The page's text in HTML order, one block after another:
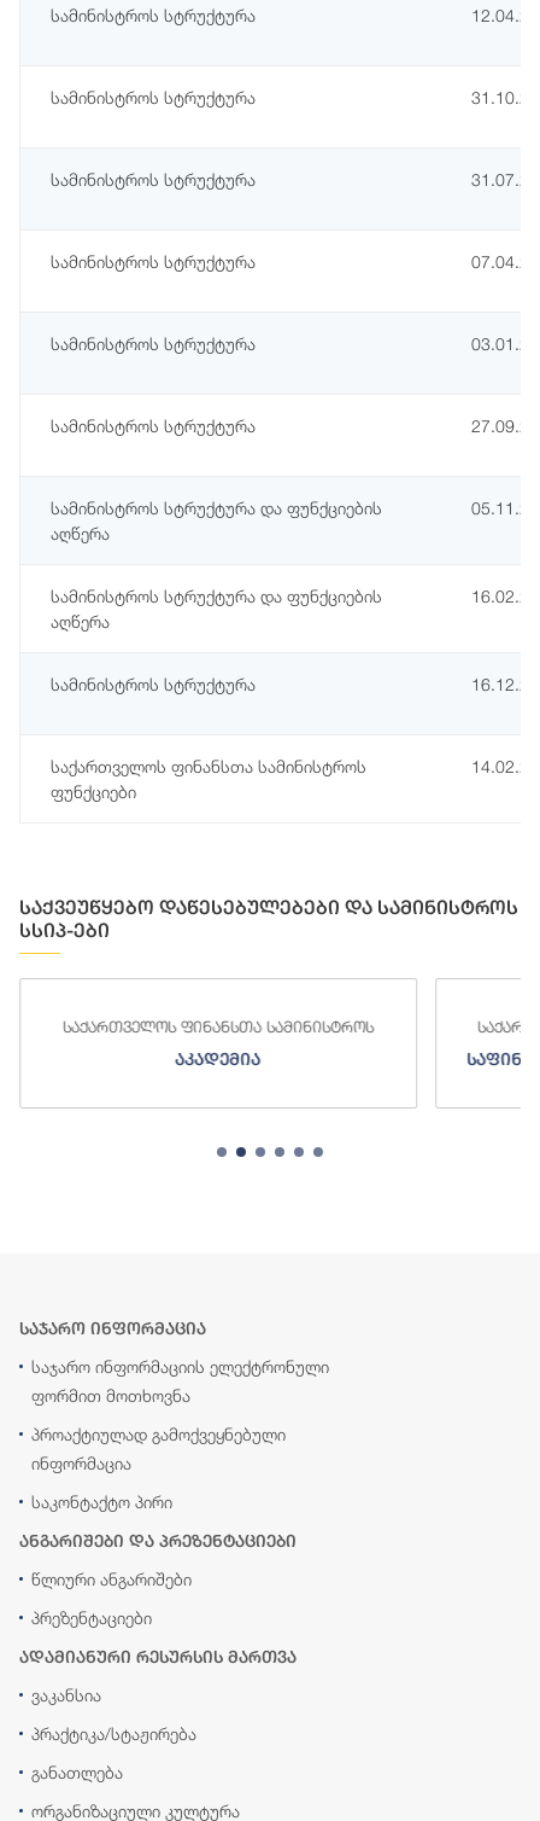
სამინისტროს სტრუქტურა
სამინისტროს სტრუქტურა
სამინისტროს სტრუქტურა
სამინისტროს სტრუქტურა
სამინისტროს სტრუქტურა
სამინისტროს სტრუქტურა
სამინისტროს სტრუქტურა და ფუნქციების
აღწერა
სამინისტროს სტრუქტურა და ფუნქციების
აღწერა
სამინისტროს სტრუქტურა
საქართველოს ფინანსთა სამინისტროს
ფუნქციები
საქვეუწყებო დაწესებულებები და სამინისტროს
სსიპ-ები
საქართველოს ფინანსთა სამინისტროს
აკადემია
საჯარო ინფორმაცია
საჯარო ინფორმაციის ელექტრონული
ფორმით მოთხოვნა
პროაქტიულად გამოქვეყნებული
ინფორმაცია
საკონტაქტო პირი
ანგარიშები და პრეზენტაციები
წლიური ანგარიშები
პრეზენტაციები
ადამიანური რესურსის მართვა
ვაკანსია
პრაქტიკა/სტაჟირება
განათლება
ორგანიზაციული კულტურა